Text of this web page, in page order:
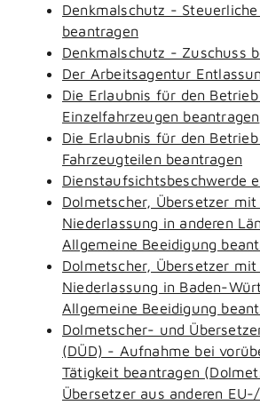
Denkmalschutz - Steuerliche
beantragen
Denkmalschutz - Zuschuss
Der Arbeitsagentur
Die Erlaubnis für den Betrieb
Einzelfahrzeugen beantragen
Die Erlaubnis für den Betrieb
Fahrzeugteilen beantragen
Dienstaufsichtsbeschwerde
Dolmetscher, Übersetzer
Niederlassung in anderen
Allgemeine Beeidigung
Dolmetscher, Übersetzer
Niederlassung in Baden-
Allgemeine Beeidigung
Dolmetscher- und
(DÜD) - Aufnahme bei
Tätigkeit beantragen
Übersetzer aus anderen